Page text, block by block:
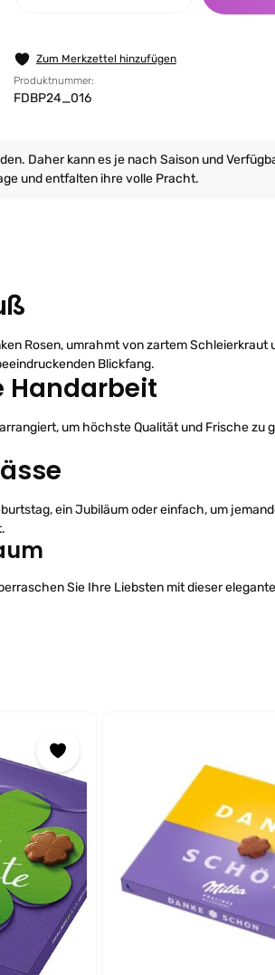
Zum Merkzettel hinzufügen
Produktnummer:
FDBP24_016
Daher kann es je nach Saison und
und entfalten ihre volle Pracht.
Rosen, umrahmt von zartem
Blickfang.
Handarbeit
um höchste Qualität und Frische
ein Jubiläum oder einfach, um
Sie Ihre Liebsten mit dieser